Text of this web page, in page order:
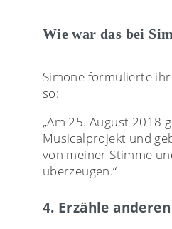
Wie war das bei
Simone formulierte
so:
„Am 25. August 2018
Musicalprojekt und
von meiner Stimme
überzeugen.“
4. Erzähle